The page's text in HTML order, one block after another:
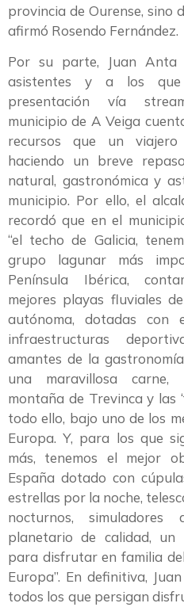
provincia de Ourense, sino
afirmó Rosendo Fernández.
Por su parte, Juan Anta
asistentes y a los
presentación vía
municipio de A Veiga
recursos que un viajero
haciendo un breve
natural, gastronómica y
municipio. Por ello, el
recordó que en el
“el techo de Galicia,
grupo lagunar más
Península Ibérica,
mejores playas fluviales
autónoma, dotadas con
infraestructuras
amantes de la
una maravillosa
montaña de Trevinca y las
todo ello, bajo uno de los
Europa. Y, para los que
más, tenemos el mejor
España dotado con
estrellas por la noche,
nocturnos,
planetario de calidad, un
para disfrutar en familia
Europa”. En definitiva,
todos los que persigan